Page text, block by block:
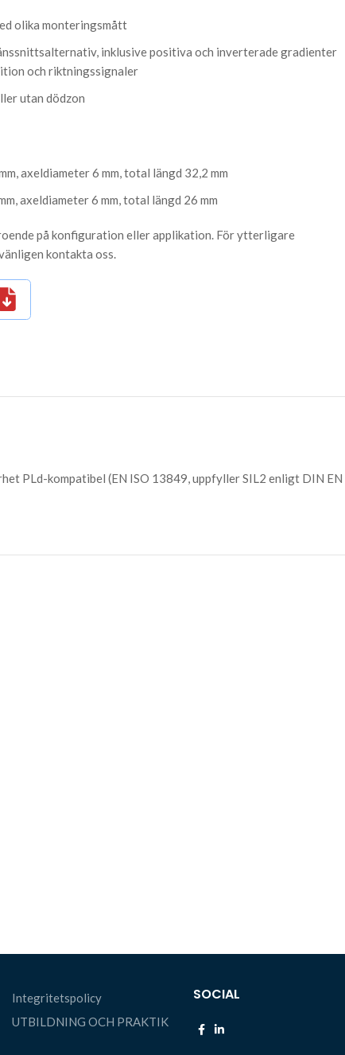
olika monteringsmått
inklusive positiva och inverterade gradienter
och riktningssignaler
utan dödzon
axeldiameter 6 mm, total längd 32,2 mm
axeldiameter 6 mm, total längd 26 mm
på konfiguration eller applikation. För ytterligare
kontakta oss.
PLd-kompatibel (EN ISO 13849, uppfyller SIL2 enligt DIN EN
Integritetspolicy
UTBILDNING OCH PRAKTIK
SOCIAL